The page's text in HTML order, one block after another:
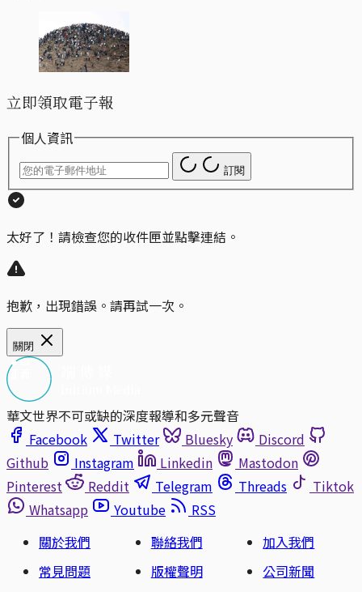
立即領取電子報
個人資訊
訂閱
太好了！請檢查您的收件匣並點擊連結。
抱歉，出現錯誤。請再試一次。
關閉
華文世界不可或缺的深度報導和多元聲音
Facebook
Twitter Bluesky
Discord
Github
Instagram Linkedin
Mastodon
Pinterest
Reddit Telegram Threads
Tiktok
Whatsapp
Youtube
RSS
關於我們
聯絡我們
加入我們
常見問題
版權聲明
公司新聞